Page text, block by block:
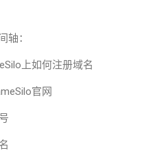
轴：
上如何注册域名
官网